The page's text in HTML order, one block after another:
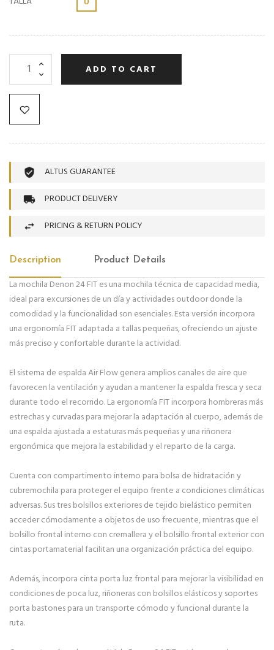
ADD TO CART
ALTUS GUARANTEE
PRODUCT DELIVERY
PRICING & RETURN POLICY
Description Product Details
La mochila Denon 24 FIT es una mochila técnica de capacidad media,
ideal para excursiones de un día y actividades outdoor donde la
comodidad y la funcionalidad son esenciales. Esta versión incorpora
una ergonomía FIT adaptada a tallas pequeñas, ofreciendo un ajuste
más preciso y confortable durante la actividad.
El sistema de espalda Air Flow genera amplios canales de aire que
favorecen la ventilación y ayudan a mantener la espalda fresca y seca
durante todo el recorrido. La ergonomía FIT incorpora hombreras más
estrechas y curvadas para mejorar la adaptación al cuerpo, además de
una espalda ajustada a estaturas más pequeñas y una riñonera
ergonómica que mejora la estabilidad y el reparto de la carga.
Cuenta con compartimento interno para bolsa de hidratación y
cubremochila para proteger el equipo frente a condiciones climáticas
adversas. Sus tres bolsillos exteriores de tejido bielástico permiten
acceder cómodamente a objetos de uso frecuente, mientras que el
bolsillo frontal interno con cremallera y el bolsillo frontal exterior con
cintas portamaterial facilitan una organización práctica del equipo.
Además, incorpora cinta porta luz frontal para mejorar la visibilidad en
condiciones de poca luz, riñoneras con bolsillos elásticos y soportes
porta bastones para un transporte cómodo y funcional durante la
ruta.